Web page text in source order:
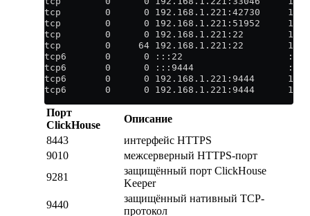
tcp        0      0 192.168.1.221:42730
tcp        0      0 192.168.1.221:51952
tcp        0      0 192.168.1.221:22
tcp        0     64 192.168.1.221:22
tcp6       0      0 :::22                   :::*
tcp6       0      0 :::9444                 :::*
tcp6       0      0 192.168.1.221:9444
tcp6       0      0 192.168.1.221:9444
Порт
ClickHouse
Описание
8443
интерфейс HTTPS
9010
межсерверный HTTPS-порт
9281
защищённый порт ClickHouse
Keeper
9440
защищённый нативный TCP-
протокол